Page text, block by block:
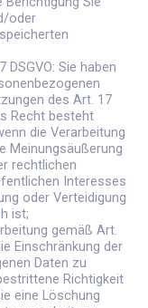
oder
Sie haben
des Art. 17
Recht besteht
die Verarbeitung
Meinungsäußerung
rechtlichen
Interesses
oder Verteidigung
ist;
gemäß Art.
Einschränkung der
Daten zu
Richtigkeit
eine Löschung